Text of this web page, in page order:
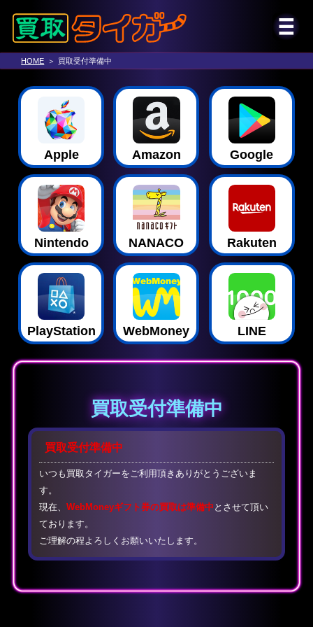
HOME 買取受付準備中
Apple Amazon Google
Nintendo NANACO Rakuten
PlayStation WebMoney LINE
買取受付準備中
買取受付準備中
いつも買取タイガーをご利用頂きありがとうございま
す。
現在、WebMoneyギフト券の買取は準備中 とさせて頂い
ております。
ご理解の程よろしくお願いいたします。